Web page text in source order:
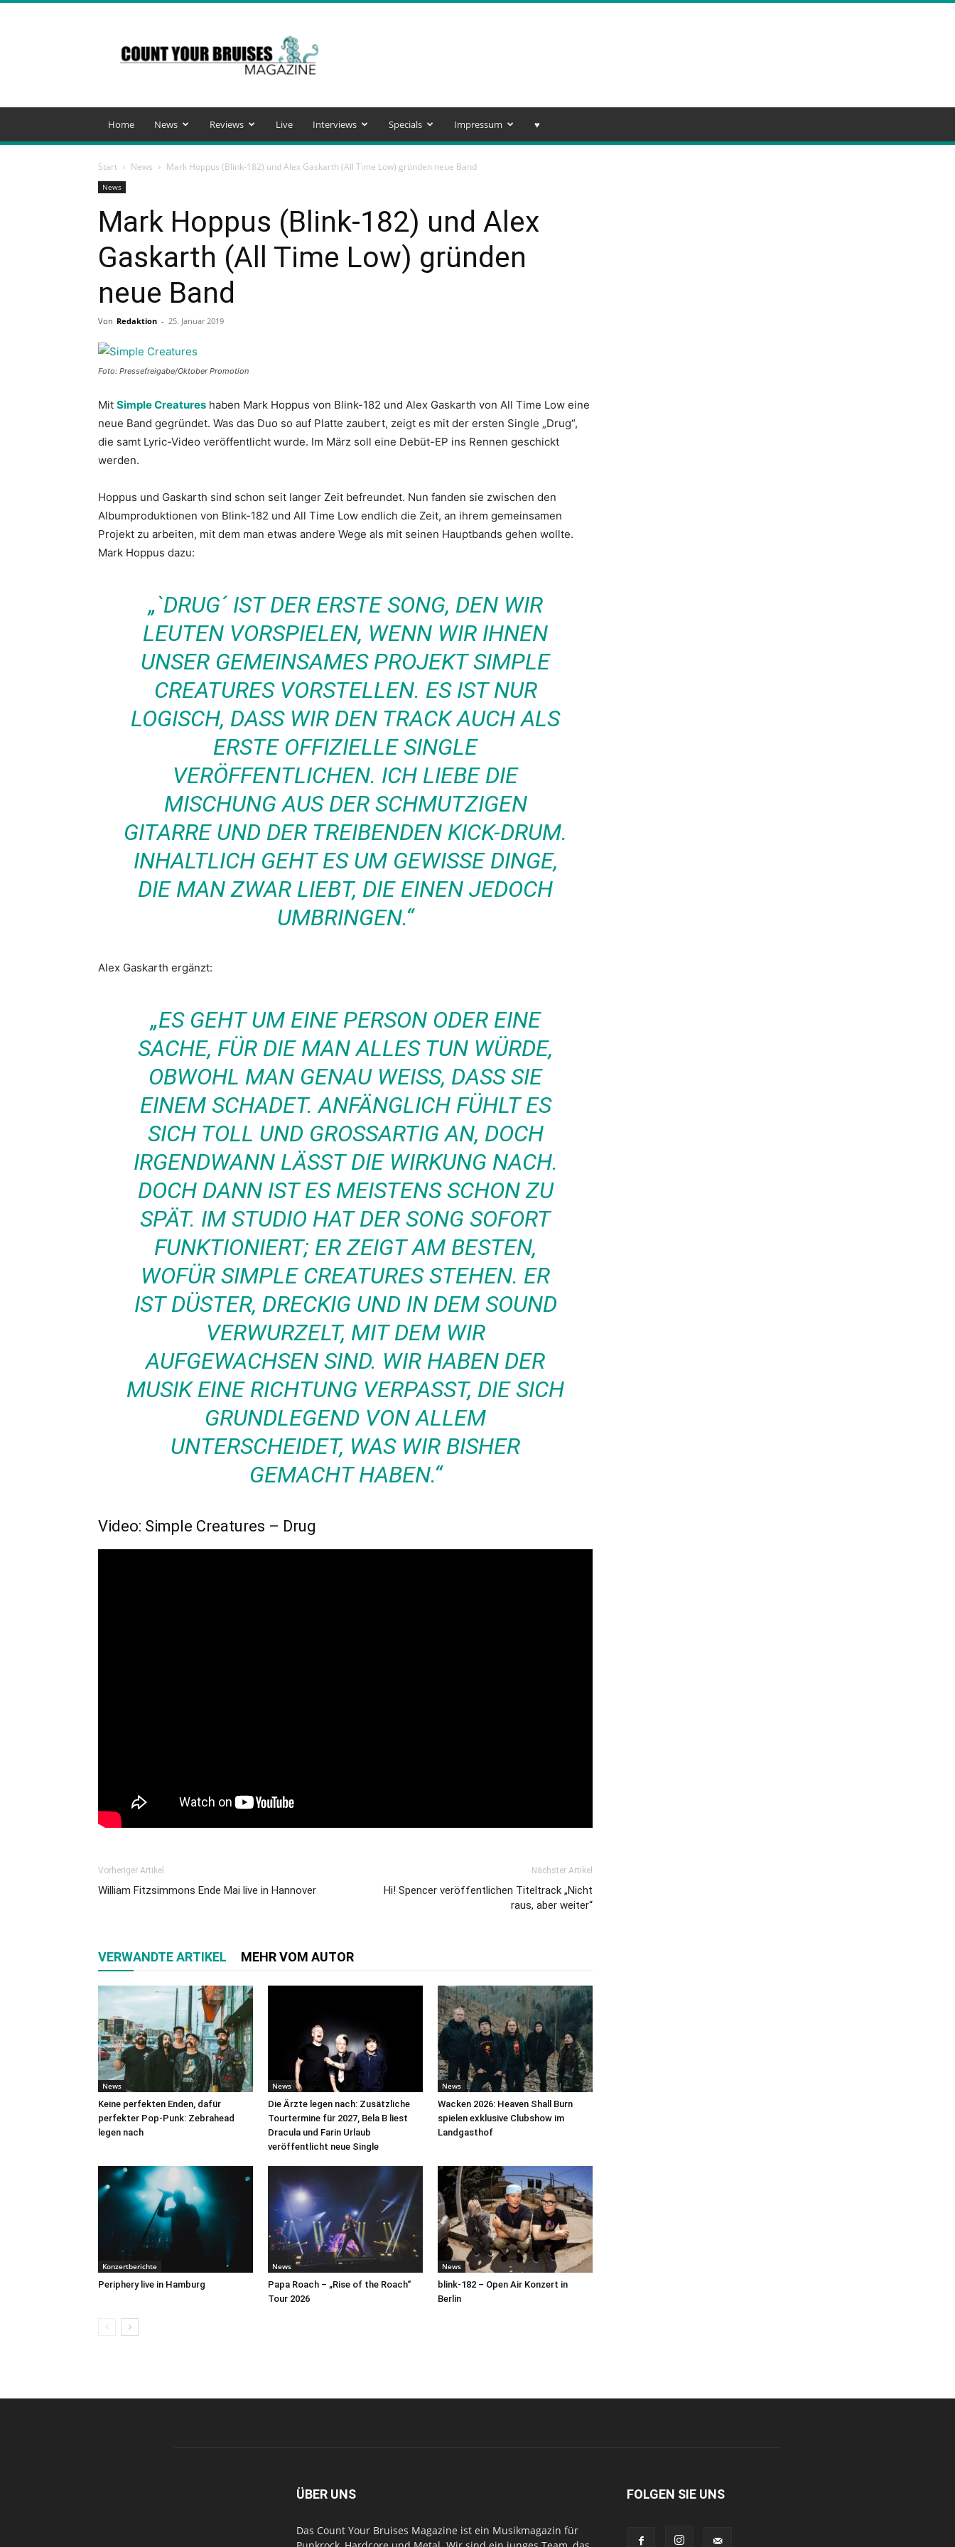
Your
Bruises
Magazine
Home News Reviews Live Interviews Specials Impressum ♥️
Start News Mark Hoppus (Blink-182) und Alex Gaskarth (All Time Low) gründen neue Band
News
Mark Hoppus (Blink-182) und Alex
Gaskarth (All Time Low) gründen
neue Band
Von Redaktion - 25. Januar 2019
Foto: Pressefreigabe/Oktober Promotion
Mit Simple Creatures haben Mark Hoppus von Blink-182 und Alex Gaskarth von All Time Low eine
neue Band gegründet. Was das Duo so auf Platte zaubert, zeigt es mit der ersten Single „Drug“,
die samt Lyric-Video veröffentlicht wurde. Im März soll eine Debüt-EP ins Rennen geschickt
werden.
Hoppus und Gaskarth sind schon seit langer Zeit befreundet. Nun fanden sie zwischen den
Albumproduktionen von Blink-182 und All Time Low endlich die Zeit, an ihrem gemeinsamen
Projekt zu arbeiten, mit dem man etwas andere Wege als mit seinen Hauptbands gehen wollte.
Mark Hoppus dazu:
„`DRUG´ IST DER ERSTE SONG, DEN WIR
LEUTEN VORSPIELEN, WENN WIR IHNEN
UNSER GEMEINSAMES PROJEKT SIMPLE
CREATURES VORSTELLEN. ES IST NUR
LOGISCH, DASS WIR DEN TRACK AUCH ALS
ERSTE OFFIZIELLE SINGLE
VERÖFFENTLICHEN. ICH LIEBE DIE
MISCHUNG AUS DER SCHMUTZIGEN
GITARRE UND DER TREIBENDEN KICK-DRUM.
INHALTLICH GEHT ES UM GEWISSE DINGE,
DIE MAN ZWAR LIEBT, DIE EINEN JEDOCH
UMBRINGEN.“
Alex Gaskarth ergänzt:
„ES GEHT UM EINE PERSON ODER EINE
SACHE, FÜR DIE MAN ALLES TUN WÜRDE,
OBWOHL MAN GENAU WEISS, DASS SIE E
INEM SCHADET. ANFÄNGLICH FÜHLT ES S
ICH TOLL UND GROSSARTIG AN, DOCH IR
GENDWANN LÄSST DIE WIRKUNG NACH. DO
CH DANN IST ES MEISTENS SCHON ZU SP
ÄT. IM STUDIO HAT DER SONG SOFORT FU
NKTIONIERT; ER ZEIGT AM BESTEN, WO
FÜR SIMPLE CREATURES STEHEN. ER IS
T DÜSTER, DRECKIG UND IN DEM SOUND VE
RWURZELT, MIT DEM WIR AU
FGEWACHSEN SIND. WIR HABEN DER MU
SIK EINE RICHTUNG VERPASST, DIE SICH GR
UNDLEGEND VON ALLEM UN
TERSCHEIDET, WAS WIR BISHER GE
MACHT HABEN.“
Video: Simple Creatures – Drug
Vorheriger Artikel
William Fitzsimmons Ende Mai live in Hannover
Nächster Artikel
Hi! Spencer veröffentlichen Titeltrack „Nicht
raus, aber weiter“
VERWANDTE ARTIKEL MEHR VOM AUTOR
News
Keine perfekten Enden, dafür
perfekter Pop-Punk: Zebrahead
legen nach
News
Die Ärzte legen nach: Zusätzliche
Tourtermine für 2027, Bela B liest
Dracula und Farin Urlaub
veröffentlicht neue Single
News
Wacken 2026: Heaven Shall Burn
spielen exklusive Clubshow im
Landgasthof
Konzertberichte
Periphery live in Hamburg
News
Papa Roach – „Rise of the Roach“
Tour 2026
News
blink-182 – Open Air Konzert in
Berlin
ÜBER UNS
Das Count Your Bruises Magazine ist ein Musikmagazin für
FOLGEN SIE UNS